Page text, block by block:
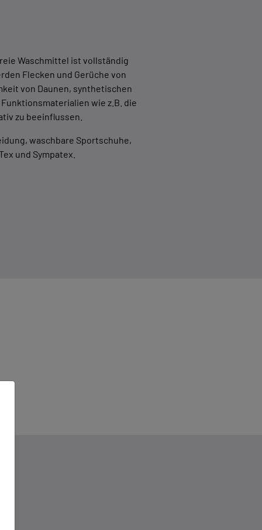
Waschmittel ist vollständig
Flecken und Gerüche von
von Daunen, synthetischen
wie z.B. die
zu beeinflussen.
waschbare Sportschuhe,
und Sympatex.